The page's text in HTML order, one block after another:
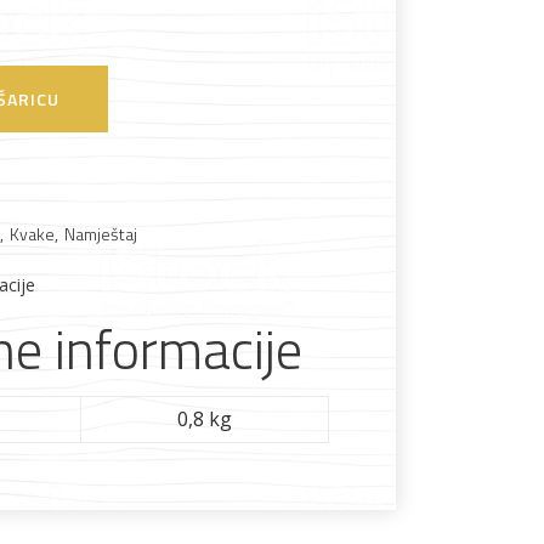
, Kvake, Namještaj
informacije
0,8 kg